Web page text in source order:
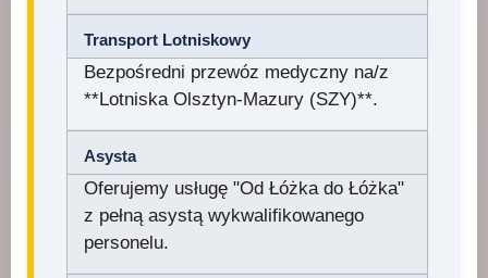
Transport Lotniskowy
Bezpośredni przewóz medyczny na/z
**Lotniska Olsztyn-Mazury (SZY)**.
Asysta
Oferujemy usługę "Od Łóżka do Łóżka"
z pełną asystą wykwalifikowanego
personelu.